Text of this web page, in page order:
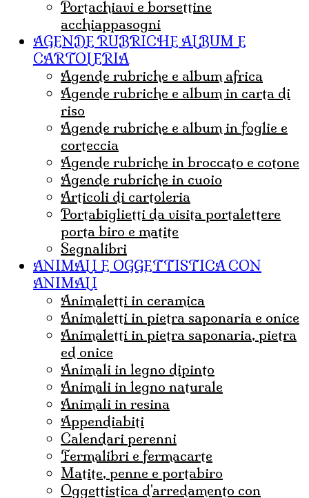
Portachiavi e borsettine
acchiappasogni
AGENDE RUBRICHE ALBUM E
CARTOLERIA
agende rubriche e album africa
agende rubriche e album in carta di
riso
agende rubriche e album in foglie e
corteccia
agende rubriche in broccato e cotone
agende rubriche in cuoio
articoli di cartoleria
portabiglietti da visita portalettere
porta biro e matite
Segnalibri
ANIMALI E OGGETTISTICA CON
ANIMALI
animaletti in ceramica
animaletti in pietra saponaria e onice
Animaletti in pietra saponaria, pietra
ed onice
animali in legno dipinto
animali in legno naturale
animali in resina
appendiabiti
calendari perenni
fermalibri e fermacarte
matite, penne e portabiro
oggettistica d'arredamento con